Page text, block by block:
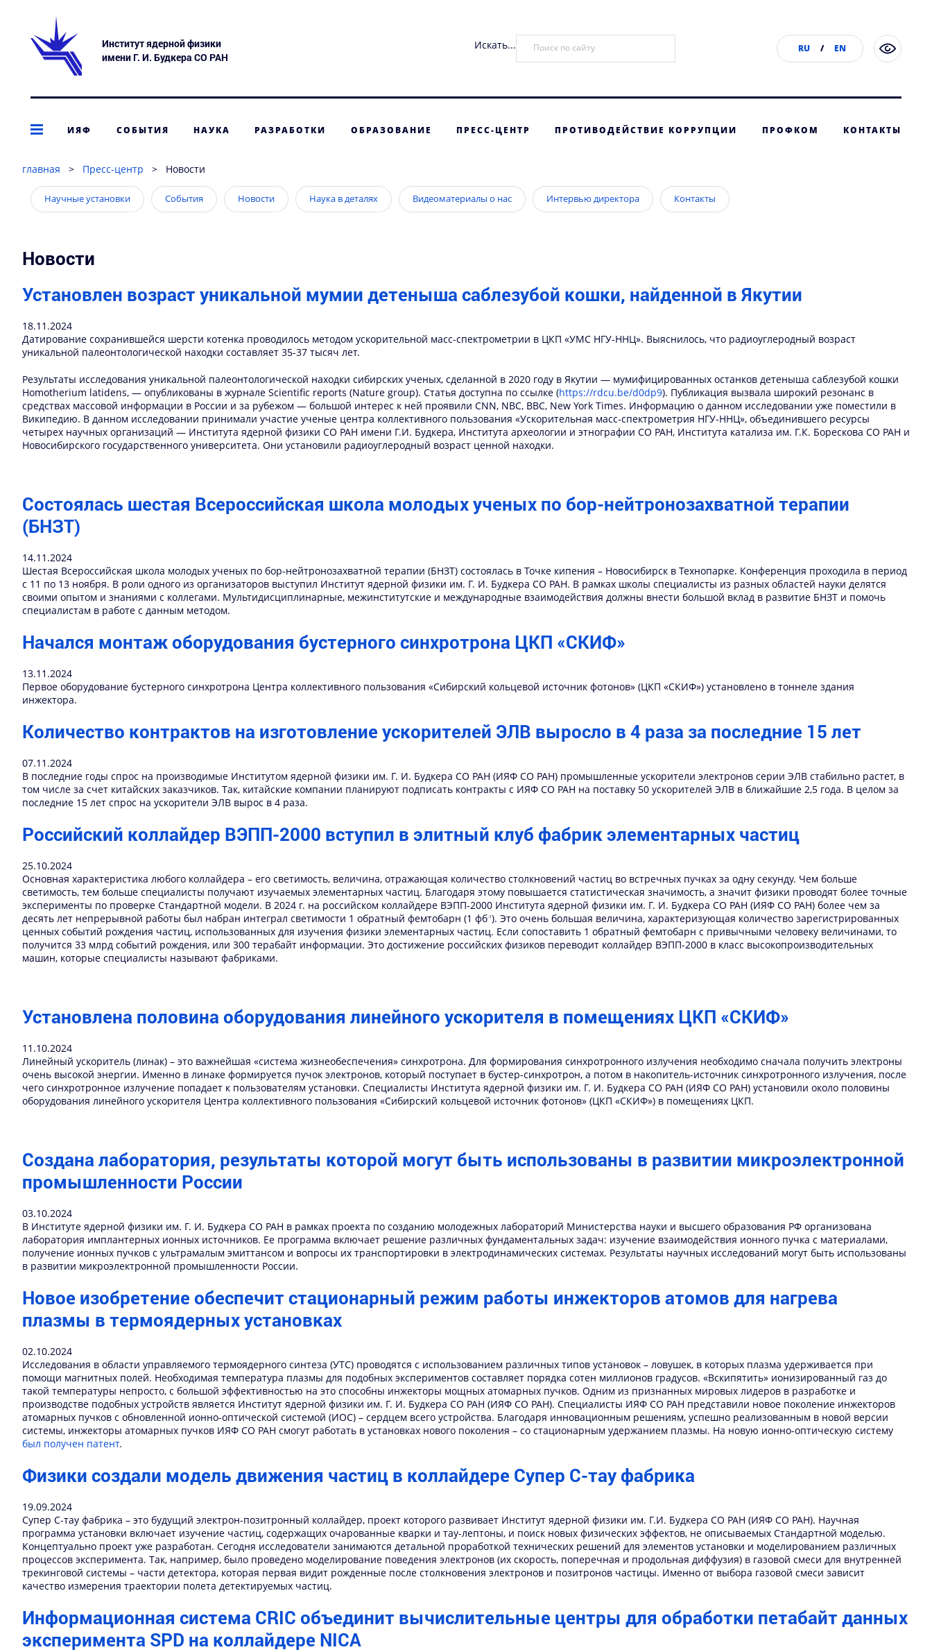
Институт ядерной физики
имени Г. И. Будкера СО РАН
RU / EN
Искать...
ИЯФ СОБЫТИЯ НАУКА РАЗРАБОТКИ ОБРАЗОВАНИЕ ПРЕСС-ЦЕНТР ПРОТИВОДЕЙСТВИЕ КОРРУПЦИИ ПРОФКОМ КОНТАКТЫ
главная > Пресс-центр > Новости
Научные установки События Новости Наука в деталях Видеоматериалы о нас Интервью директора Контакты
Новости
Установлен возраст уникальной мумии детеныша саблезубой кошки, найденной в Якутии
18.11.2024
Датирование сохранившейся шерсти котенка проводилось методом ускорительной масс-спектрометрии в ЦКП «УМС НГУ-ННЦ». Выяснилось, что радиоуглеродный возраст
уникальной палеонтологической находки составляет 35-37 тысяч лет.
Результаты исследования уникальной палеонтологической находки сибирских ученых, сделанной в 2020 году в Якутии — мумифицированных останков детеныша саблезубой кошки
Homotherium latidens, — опубликованы в журнале Scientific reports (Nature group). Статья доступна по ссылке (https://rdcu.be/d0dp9). Публикация вызвала широкий резонанс в
средствах массовой информации в России и за рубежом — большой интерес к ней проявили CNN, NBC, BBC, New York Times. Информацию о данном исследовании уже поместили в
Википедию. В данном исследовании принимали участие ученые центра коллективного пользования «Ускорительная масс-спектрометрия НГУ-ННЦ», объединившего ресурсы
четырех научных организаций — Института ядерной физики СО РАН имени Г.И. Будкера, Института археологии и этнографии СО РАН, Института катализа им. Г.К. Борескова СО РАН и
Новосибирского государственного университета. Они установили радиоуглеродный возраст ценной находки.
Состоялась шестая Всероссийская школа молодых ученых по бор-нейтронозахватной терапии
(БНЗТ)
14.11.2024
Шестая Всероссийская школа молодых ученых по бор-нейтронозахватной терапии (БНЗТ) состоялась в Точке кипения – Новосибирск в Технопарке. Конференция проходила в период
с 11 по 13 ноября. В роли одного из организаторов выступил Институт ядерной физики им. Г. И. Будкера СО РАН. В рамках школы специалисты из разных областей науки делятся
своими опытом и знаниями с коллегами. Мультидисциплинарные, межинститутские и международные взаимодействия должны внести большой вклад в развитие БНЗТ и помочь
специалистам в работе с данным методом.
Начался монтаж оборудования бустерного синхротрона ЦКП «СКИФ»
13.11.2024
Первое оборудование бустерного синхротрона Центра коллективного пользования «Сибирский кольцевой источник фотонов» (ЦКП «СКИФ») установлено в тоннеле здания
инжектора.
Количество контрактов на изготовление ускорителей ЭЛВ выросло в 4 раза за последние 15 лет
07.11.2024
В последние годы спрос на производимые Институтом ядерной физики им. Г. И. Будкера СО РАН (ИЯФ СО РАН) промышленные ускорители электронов серии ЭЛВ стабильно растет, в
том числе за счет китайских заказчиков. Так, китайские компании планируют подписать контракты с ИЯФ СО РАН на поставку 50 ускорителей ЭЛВ в ближайшие 2,5 года. В целом за
последние 15 лет спрос на ускорители ЭЛВ вырос в 4 раза.
Российский коллайдер ВЭПП-2000 вступил в элитный клуб фабрик элементарных частиц
25.10.2024
Основная характеристика любого коллайдера – его светимость, величина, отражающая количество столкновений частиц во встречных пучках за одну секунду. Чем больше
светимость, тем больше специалисты получают изучаемых элементарных частиц. Благодаря этому повышается статистическая значимость, а значит физики проводят более точные
эксперименты по проверке Стандартной модели. В 2024 г. на российском коллайдере ВЭПП-2000 Института ядерной физики им. Г. И. Будкера СО РАН (ИЯФ СО РАН) более чем за
десять лет непрерывной работы был набран интеграл светимости 1 обратный фемтобарн (1 фб-1). Это очень большая величина, характеризующая количество зарегистрированных
ценных событий рождения частиц, использованных для изучения физики элементарных частиц. Если сопоставить 1 обратный фемтобарн с привычными человеку величинами, то
получится 33 млрд событий рождения, или 300 терабайт информации. Это достижение российских физиков переводит коллайдер ВЭПП-2000 в класс высокопроизводительных
машин, которые специалисты называют фабриками.
Установлена половина оборудования линейного ускорителя в помещениях ЦКП «СКИФ»
11.10.2024
Линейный ускоритель (линак) – это важнейшая «система жизнеобеспечения» синхротрона. Для формирования синхротронного излучения необходимо сначала получить электроны
очень высокой энергии. Именно в линаке формируется пучок электронов, который поступает в бустер-синхротрон, а потом в накопитель-источник синхротронного излучения, после
чего синхротронное излучение попадает к пользователям установки. Специалисты Института ядерной физики им. Г. И. Будкера СО РАН (ИЯФ СО РАН) установили около половины
оборудования линейного ускорителя Центра коллективного пользования «Сибирский кольцевой источник фотонов» (ЦКП «СКИФ») в помещениях ЦКП.
Создана лаборатория, результаты которой могут быть использованы в развитии микроэлектронной
промышленности России
03.10.2024
В Институте ядерной физики им. Г. И. Будкера СО РАН в рамках проекта по созданию молодежных лабораторий Министерства науки и высшего образования РФ организована
лаборатория имплантерных ионных источников. Ее программа включает решение различных фундаментальных задач: изучение взаимодействия ионного пучка с материалами,
получение ионных пучков с ультрамалым эмиттансом и вопросы их транспортировки в электродинамических системах. Результаты научных исследований могут быть использованы
в развитии микроэлектронной промышленности России.
Новое изобретение обеспечит стационарный режим работы инжекторов атомов для нагрева
плазмы в термоядерных установках
02.10.2024
Исследования в области управляемого термоядерного синтеза (УТС) проводятся с использованием различных типов установок – ловушек, в которых плазма удерживается при
помощи магнитных полей. Необходимая температура плазмы для подобных экспериментов составляет порядка сотен миллионов градусов. «Вскипятить» ионизированный газ до
такой температуры непросто, с большой эффективностью на это способны инжекторы мощных атомарных пучков. Одним из признанных мировых лидеров в разработке и
производстве подобных устройств является Институт ядерной физики им. Г. И. Будкера СО РАН (ИЯФ СО РАН). Специалисты ИЯФ СО РАН представили новое поколение инжекторов
атомарных пучков с обновленной ионно-оптической системой (ИОС) – сердцем всего устройства. Благодаря инновационным решениям, успешно реализованным в новой версии
системы, инжекторы атомарных пучков ИЯФ СО РАН смогут работать в установках нового поколения – со стационарным удержанием плазмы. На новую ионно-оптическую систему
был получен патент.
Физики создали модель движения частиц в коллайдере Супер С-тау фабрика
19.09.2024
Супер С-тау фабрика – это будущий электрон-позитронный коллайдер, проект которого развивает Институт ядерной физики им. Г.И. Будкера СО РАН (ИЯФ СО РАН). Научная
программа установки включает изучение частиц, содержащих очарованные кварки и тау-лептоны, и поиск новых физических эффектов, не описываемых Стандартной моделью.
Концептуально проект уже разработан. Сегодня исследователи занимаются детальной проработкой технических решений для элементов установки и моделированием различных
процессов эксперимента. Так, например, было проведено моделирование поведения электронов (их скорость, поперечная и продольная диффузия) в газовой смеси для внутренней
трекинговой системы – части детектора, которая первая видит рожденные после столкновения электронов и позитронов частицы. Именно от выбора газовой смеси зависит
качество измерения траектории полета детектируемых частиц.
Информационная система CRIC объединит вычислительные центры для обработки петабайт данных
эксперимента SPD на коллайдере NICA